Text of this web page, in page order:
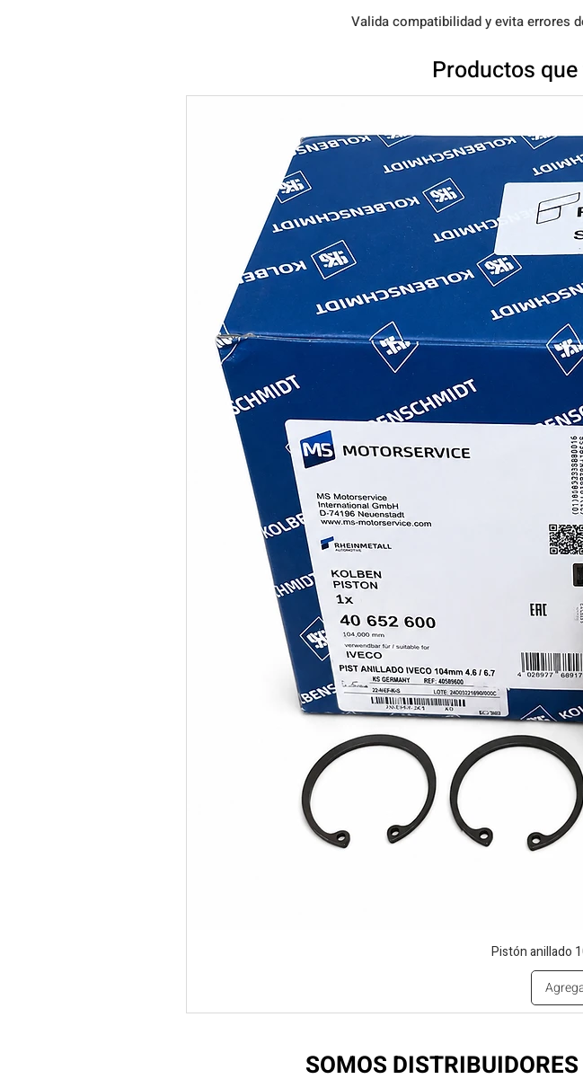
Valida compatibilidad y evita errores
Productos
Pistón anillado
SOMOS